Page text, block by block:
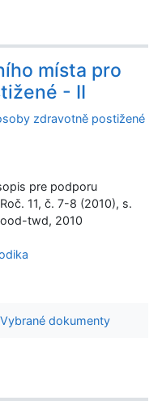
místa pro
- II
zdravotně postižené
pre podporu
11, č. 7-8 (2010), s.
twd, 2010
Vybrané dokumenty